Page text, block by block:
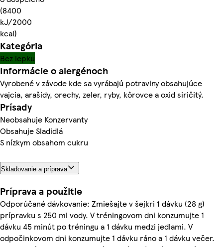
(8400
kJ/2000
kcal)
Kategória
Bez lepku
Informácie o alergénoch
Vyrobené v závode kde sa vyrábajú potraviny obsahujúce
vajcia, arašidy, orechy, zeler, ryby, kôrovce a oxid siričitý.
Prísady
Neobsahuje Konzervanty
Obsahuje Sladidlá
S nízkym obsahom cukru
Skladovanie a príprava
Príprava a použitie
Odporúčané dávkovanie: Zmiešajte v šejkri 1 dávku (28 g)
prípravku s 250 ml vody. V tréningovom dni konzumujte 1
dávku 45 minút po tréningu a 1 dávku medzi jedlami. V
odpočinkovom dni konzumujte 1 dávku ráno a 1 dávku večer.